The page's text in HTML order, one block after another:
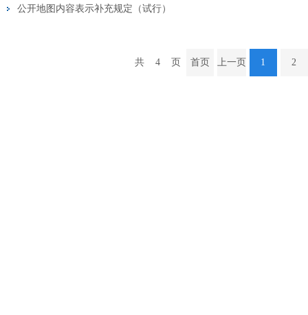
公开地图内容表示补充规定（试行）
共 4 页 首页 上一页 1 2